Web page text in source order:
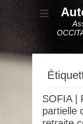
SOFIA |
partielle